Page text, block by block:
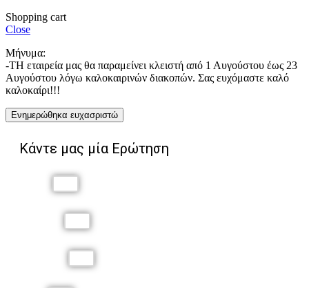
Shopping cart
Close
Μήνυμα:
-ΤΗ εταιρεία μας θα παραμείνει κλειστή από 1 Αυγούστου έως 23
Αυγούστου λόγω καλοκαιρινών διακοπών. Σας ευχόμαστε καλό
καλοκαίρι!!!
Ενημερώθηκα ευχασριστώ
Κάντε μας μία Ερώτηση